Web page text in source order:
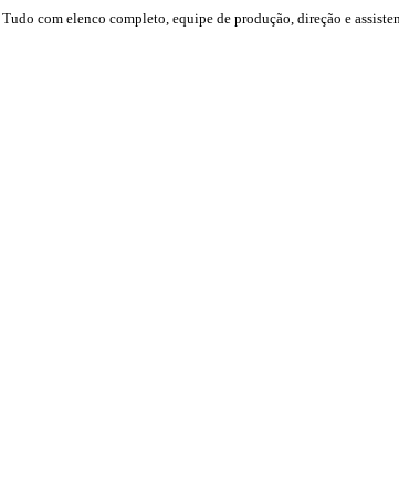
com elenco completo, equipe de produção, direção e